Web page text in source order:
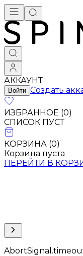
АККАУНТ
Войти Создать
ИЗБРАННОЕ (0)
СПИСОК ПУСТ
КОРЗИНА (0)
Корзина пуста
ПЕРЕЙТИ В